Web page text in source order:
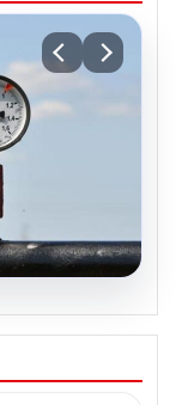
fiyatları
petrol